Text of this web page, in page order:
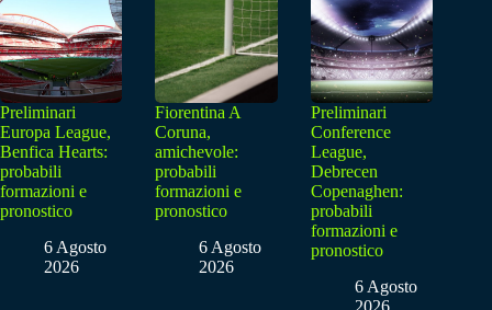
Preliminari
Europa League,
Benfica Hearts:
probabili
formazioni e
pronostico
6 Agosto
2026
Fiorentina A
Coruna,
amichevole:
probabili
formazioni e
pronostico
6 Agosto
2026
Preliminari
Conference
League,
Debrecen
Copenaghen:
probabili
formazioni e
pronostico
6 Agosto